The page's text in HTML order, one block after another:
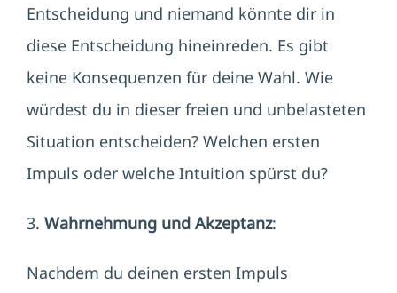
Entscheidung und niemand könnte dir in
diese Entscheidung hineinreden. Es gibt
keine Konsequenzen für deine Wahl. Wie
würdest du in dieser freien und unbelasteten
Situation entscheiden? Welchen ersten
Impuls oder welche Intuition spürst du?
3. Wahrnehmung und Akzeptanz:
Nachdem du deinen ersten Impuls